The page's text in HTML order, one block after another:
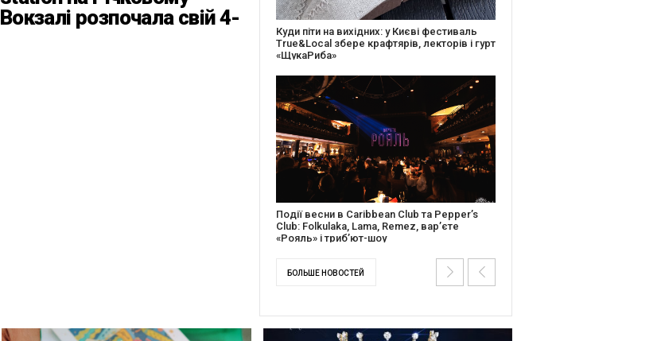
Вокзалі розпочала свій 4-
27 років музичної історії: Caribbean Club
відсвяткує День Народження серією
благодійних подій
Документальний фільм “Будинок “Слово”
англійською покажуть в країнах Європи,
Канаді та США
БОЛЬШЕ НОВОСТЕЙ